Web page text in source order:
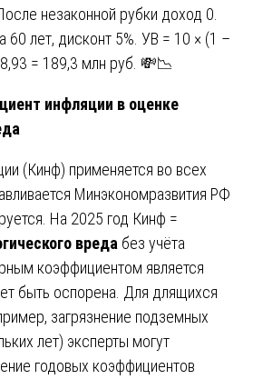
незаконной рубки доход 0.
60 лет, дисконт 5%. УВ = 10 × (1 –
= 189,3 млн руб. 💸📉
инфляции в оценке
(Кинф) применяется во всех
Минэкономразвития РФ
На 2025 год Кинф =
вреда без учёта
коэффициентом является
быть оспорена. Для длящихся
загрязнение подземных
лет) эксперты могут
годовых коэффициентов